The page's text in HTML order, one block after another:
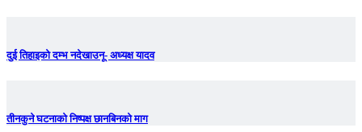
दुई तिहाइको दम्भ नदेखाउनू- अध्यक्ष यादव
तीनकुने घटनाकाे निष्पक्ष छानबिनकाे माग